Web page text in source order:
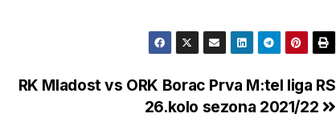
RK Mladost vs ORK Borac Prva M:tel liga RS
26.kolo sezona 2021/22